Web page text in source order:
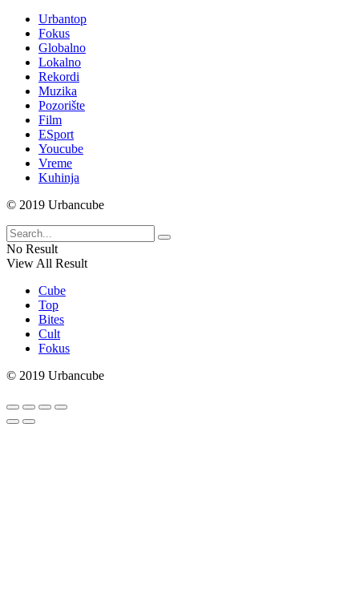
Urbantop
Fokus
Globalno
Lokalno
Rekordi
Muzika
Pozorište
Film
ESport
Youcube
Vreme
Kuhinja
© 2019 Urbancube
No Result
View All Result
Cube
Top
Bites
Cult
Fokus
© 2019 Urbancube